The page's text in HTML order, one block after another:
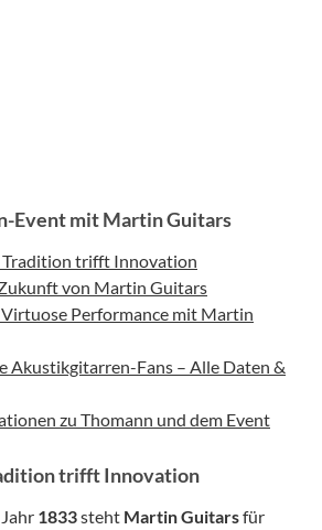
Event mit Martin Guitars
trifft Innovation
von Martin Guitars
Performance mit Martin
Akustikgitarren-Fans – Alle Daten &
zu Thomann und dem Event
trifft Innovation
1833steht Martin Guitarsfür